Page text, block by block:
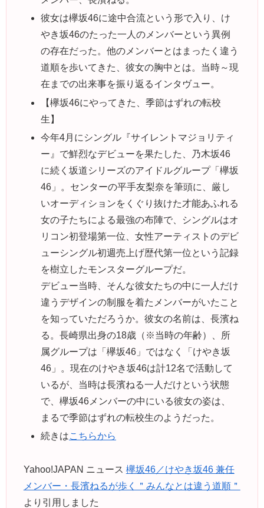
彼女は欅坂46に途中合流という形で入り、け
やき坂46のたった一人のメンバーという異例
の存在だった。他のメンバーとはまったく違う
道順を歩いてきた、彼女の胸中とは。当時～現
在までの出来事を振り返るインタヴュー。
【欅坂46にやってきた、季節はずれの転校
生】
今年4月にシングル『サイレントマジョリティ
ー』で鮮烈なデビューを果たした、乃木坂46
に続く坂道シリーズのアイドルグループ「欅坂
46」。センターの平手友梨奈を筆頭に、厳し
いオーディションをくぐり抜けた才能あふれる
女の子たちによる最強の布陣で、シングルはオ
リコン初登場第一位、女性アーティストのデビ
ューシングル初週売上げ歴代第一位という記録
を樹立したモンスターグループだ。
デビュー当時、そんな彼女たちの中に一人だけ
違うデザインの制服を着たメンバーがいたこと
を知っていただろうか。彼女の名前は、長濱ね
る。長崎県出身の18歳（※当時の年齢）、所
属グループは「欅坂46」ではなく「けやき坂
46」。現在のけやき坂46は計12名で活動して
いるが、当時は長濱ねる一人だけという状態
で、欅坂46メンバーの中にいる彼女の姿は、
まるで季節はずれの転校生のようだった。
続きはこちらから
Yahoo!JAPAN ニュース 欅坂46／けやき坂46 兼任
メンバー・長濱ねるが歩く＂みんなとは違う道順＂
より引用しました